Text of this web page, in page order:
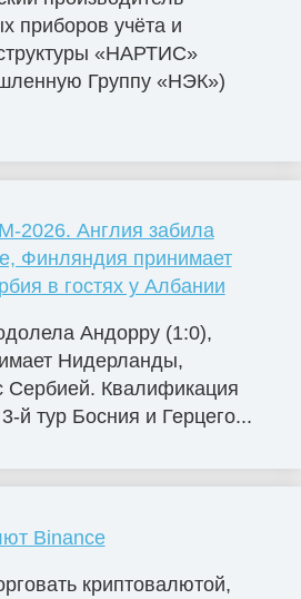
приборов учёта и
«НАРТИС»
Группу «НЭК»)
2026. Англия забила
Финляндия принимает
в гостях у Албании
Андорру (1:0),
Нидерланды,
Сербией. Квалификация
й тур Босния и Герцего...
Binance
криптовалютой,